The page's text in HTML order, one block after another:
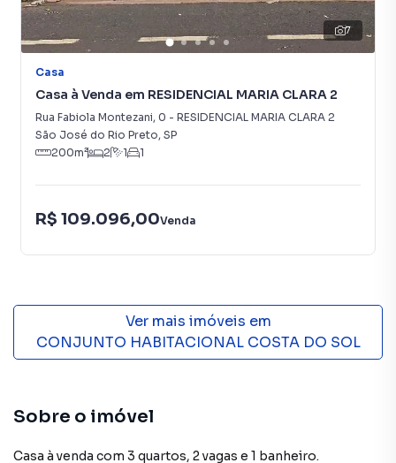
7
Casa
Casa à Venda em RESIDENCIAL MARIA CLARA 2
Rua Fabiola Montezani, 0 - RESIDENCIAL MARIA CLARA 2
São José do Rio Preto, SP
200m² 2 1 1
R$ 109.096,00Venda
Ver mais imóveis em
CONJUNTO HABITACIONAL COSTA DO SOL
Sobre o imóvel
Casa à venda com 3 quartos, 2 vagas e 1 banheiro.